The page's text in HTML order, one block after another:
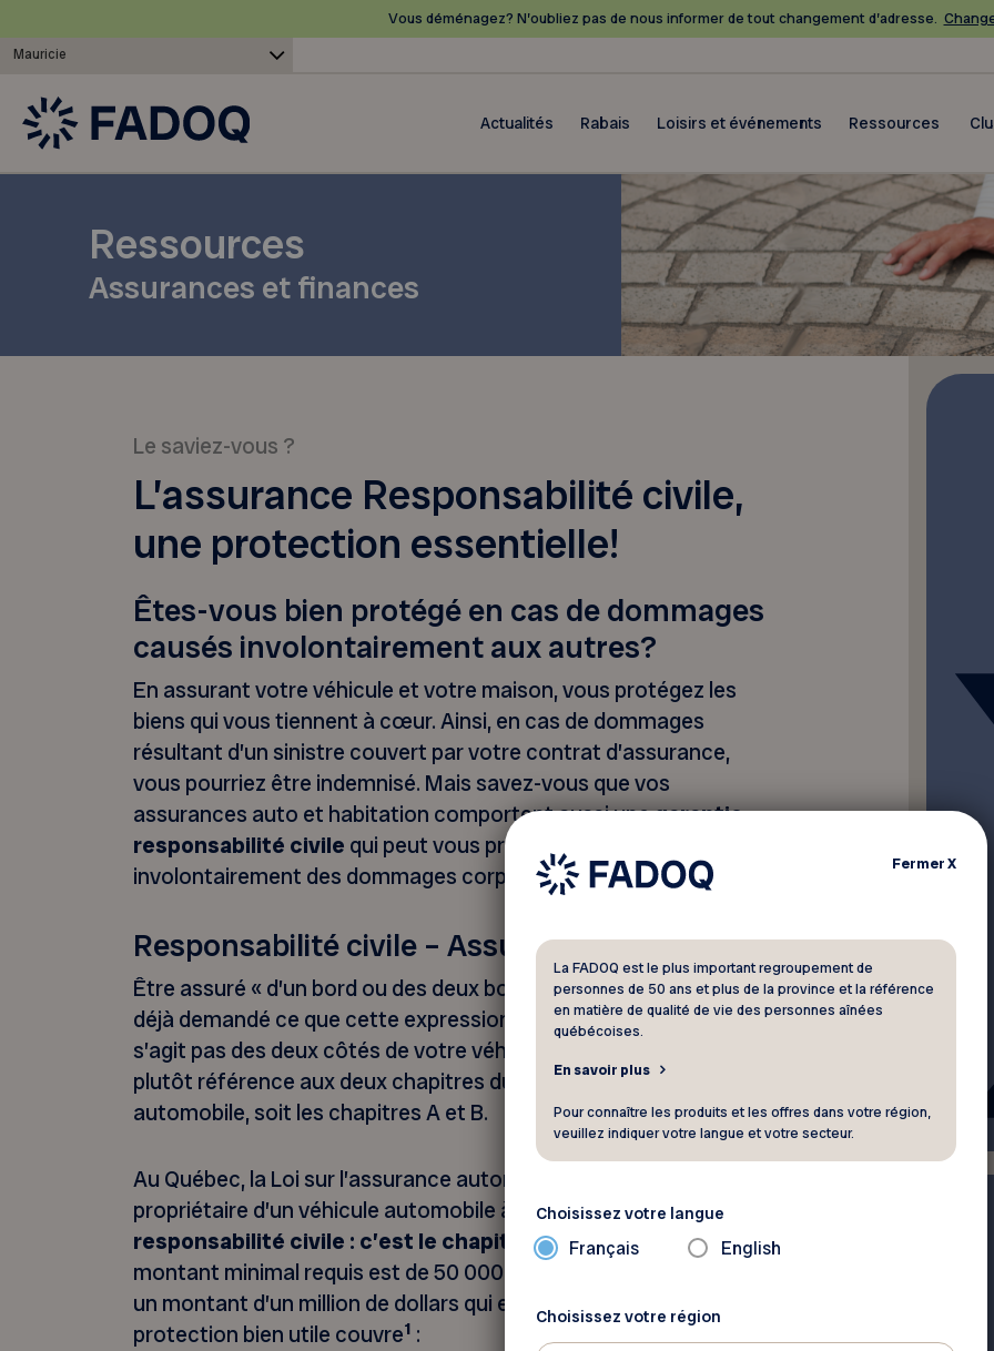
Vous déménagez? N’oubliez pas de nous informer de tout changement d’adresse.
Mauricie
Actualités Rabais Loisirs et événements Ressources
Ressources
Assurances et finances
Le saviez-vous ?
L’assurance Responsabilité civile,
une protection essentielle!
Êtes-vous bien protégé en cas de dommages
causés involontairement aux autres?
En assurant votre véhicule et votre maison, vous protégez les
biens qui vous tiennent à cœur. Ainsi, en cas de dommages
résultant d’un sinistre couvert par votre contrat d’assurance,
vous pourriez être indemnisé. Mais savez-vous que vos
assurances auto et habitation comportent aussi unegarantie
responsabilité civile qui peut vous protéger si vous causez
involontairement des dommages corporels ou matériels à autrui?
Responsabilité civile – Assurance auto
Être assuré « d’un bord ou des deux bords » … Vous êtes-vous
déjà demandé ce que cette expression signifie? Évidemment, il ne
s’agit pas des deux côtés de votre véhicule! Ces termes font
plutôt référence aux deux chapitres du contrat d’assurance
automobile, soit les chapitres A et B.
Au Québec, la Loi sur l’assurance automobile oblige tout
propriétaire d’un véhicule automobile à souscrire uneassurance
responsabilité civile : c’est le chapitre Ade votre contrat. Le
montant minimal requis est de 50 000 $, mais c’est généralement
un montant d’un million de dollars qui est souscrit. Cette
protection bien utile couvre1 :
FermerX
La FADOQ est le plus important regroupement de
personnes de 50 ans et plus de la province et la référence
en matière de qualité de vie des personnes aînées
québécoises.
En savoir plus
Pour connaître les produits et les offres dans votre région,
veuillez indiquer votre langue et votre secteur.
Choisissez votre langue
Français English
Choisissez votre région